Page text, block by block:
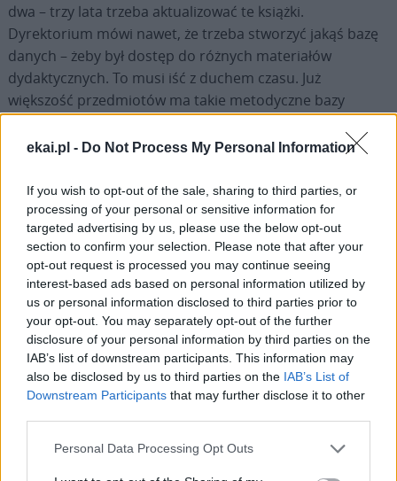
ekai.pl - Do Not Process My Personal Information
If you wish to opt-out of the sale, sharing to third parties, or
processing of your personal or sensitive information for
targeted advertising by us, please use the below opt-out
section to confirm your selection. Please note that after your
opt-out request is processed you may continue seeing
interest-based ads based on personal information utilized by
us or personal information disclosed to third parties prior to
your opt-out. You may separately opt-out of the further
disclosure of your personal information by third parties on the
IAB’s list of downstream participants. This information may
also be disclosed by us to third parties on the IAB’s List of
Downstream Participants that may further disclose it to other
Personal Data Processing Opt Outs
dwa – trzy lata trzeba aktualizować te książki.
Dyrektorium mówi nawet, że trzeba stworzyć jakąś bazę
danych – żeby był dostęp do różnych materiałów
dydaktycznych. To musi iść z duchem czasu. Już
większość przedmiotów ma takie metodyczne bazy
danych i naprawdę nie potrzeba podręcznika – mając
dostęp do tego można świetnie i atrakcyjnie
ciągle aktualizowany. Ważne jest, żeby te konspekty nie
były pisane na kolanie, tylko żeby były przedyskutowane z
katechetami praktykami, którzy wiedzą, jak rozmawiać ze
współczesną młodzieżą czy ze współczesnymi dziećmi.
KAI: Dyrektorium zwraca też uwagę na zróżnicowanie
odbiorców katechezy, ze względu na regiony,
kulturę…
– Tak, bo inaczej się uczy w dużych miastach, w średnich i
są też różne konteksty – są szkoły bardziej wyczulone na
dialog, są bardziej wyczulone na ekologię, na pomoc